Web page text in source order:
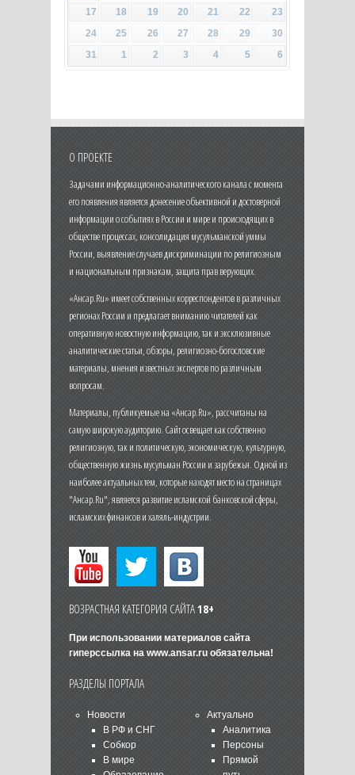
17
18 19 20 21 22
23
24
25 26 27 28 29
30
31
1 2 3 4 5 6
О ПРОЕКТЕ
Задачами информационно-аналитического канала с момента
его появления является донесение объективной и достоверной
информации о событиях в России и мире и происходящих в
обществе процессах, консолидация мусульманской уммы
России, выявление случаев дискриминации по религиозным
и национальным признакам, защита прав верующих.
«Ансар.Ru» имеет собственных корреспондентов в различных
регионах России и предлагает вниманию читателей как
оперативную новостную информацию, так и эксклюзивные
аналитические статьи, обзоры, религиозно-богословские
материалы, мнения известных экспертов по различным
вопросам.
Материалы, публикуемые на «Ансар.Ru», рассчитаны на
самую широкую аудиторию. Сайт освещает как собственно
религиозную, так и политическую, экономическую, культурную,
общественную жизнь мусульман России и зарубежья. Одной из
наиболее актуальных тем, которые находят место на страницах
"Ансар.Ru", является развитие исламской банковской сферы,
исламских финансов и халяль-индустрии.
ВОЗРАСТНАЯ КАТЕГОРИЯ САЙТА18+
При использовании материалов сайта
гиперссылка на www.ansar.ruобязательна!
РАЗДЕЛЫ ПОРТАЛА
Новости
В РФ и СНГ
Собкор
В мире
Актуально
Аналитика
Персоны
Прямой